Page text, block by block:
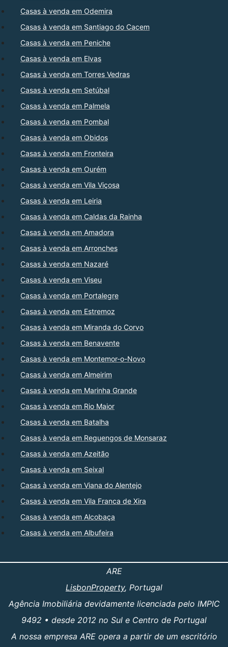
Casas à venda em Odemira
Casas à venda em Santiago do Cacem
Casas à venda em Peniche
Casas à venda em Elvas
Casas à venda em Torres Vedras
Casas à venda em Setúbal
Casas à venda em Palmela
Casas à venda em Pombal
Casas à venda em Obidos
Casas à venda em Fronteira
Casas à venda em Ourém
Casas à venda em Vila Viçosa
Casas à venda em Leiria
Casas à venda em Caldas da Rainha
Casas à venda em Amadora
Casas à venda em Arronches
Casas à venda em Nazaré
Casas à venda em Viseu
Casas à venda em Portalegre
Casas à venda em Estremoz
Casas à venda em Miranda do Corvo
Casas à venda em Benavente
Casas à venda em Montemor-o-Novo
Casas à venda em Almeirim
Casas à venda em Marinha Grande
Casas à venda em Rio Maior
Casas à venda em Batalha
Casas à venda em Reguengos de Monsaraz
Casas à venda em Azeitão
Casas à venda em Seixal
Casas à venda em Viana do Alentejo
Casas à venda em Vila Franca de Xira
Casas à venda em Alcobaça
Casas à venda em Albufeira
ARE
LisbonProperty, Portugal
Agência Imobiliária devidamente licenciada pelo IMPIC
9492 • desde 2012 no Sul e Centro de Portugal
A nossa empresa ARE opera a partir de um escritório